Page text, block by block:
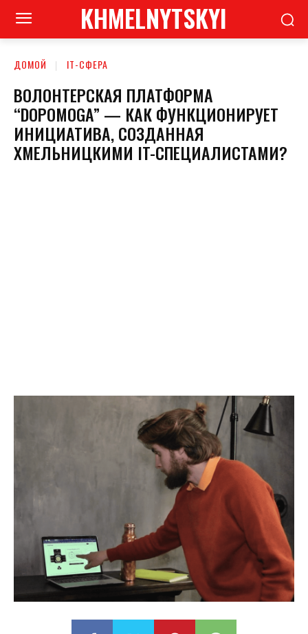
KHMELNYTSKYI
ДОМОЙ ІТ-СФЕРА
ВОЛОНТЕРСКАЯ ПЛАТФОРМА
“DOPOMOGA” — КАК ФУНКЦИОНИРУЕТ
ИНИЦИАТИВА, СОЗДАННАЯ
ХМЕЛЬНИЦКИМИ IT-СПЕЦИАЛИСТАМИ?